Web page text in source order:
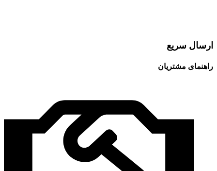
ارسال سریع
راهنمای مشتریان